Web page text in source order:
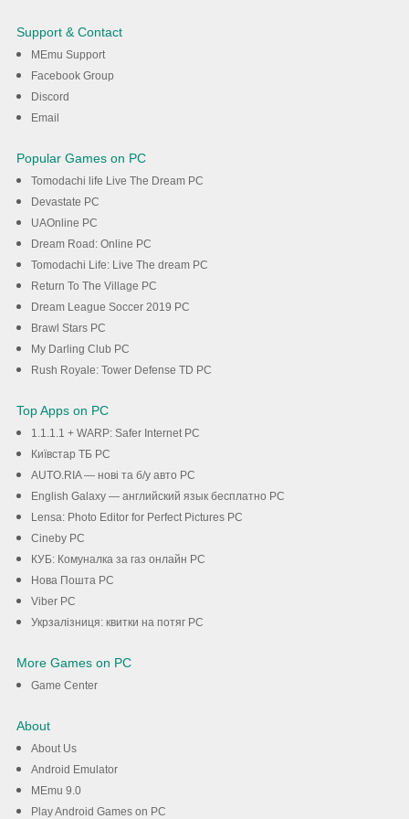
Cut Choice on PC with MEmu
Support & Contact
MEmu Support
Facebook Group
Discord
Email
Popular Games on PC
Tomodachi life Live The Dream PC
Devastate PC
UAOnline PC
Dream Road: Online PC
Tomodachi Life: Live The dream PC
Return To The Village PC
Dream League Soccer 2019 PC
Brawl Stars PC
My Darling Club PC
Rush Royale: Tower Defense TD PC
Top Apps on PC
1.1.1.1 + WARP: Safer Internet PC
Київстар TБ PC
AUTO.RIA — нові та б/у авто PC
English Galaxy — английский язык бесплатно PC
Lensa: Photo Editor for Perfect Pictures PC
Cineby PC
КУБ: Комуналка за газ онлайн PC
Нова Пошта PC
Viber PC
Укрзалізниця: квитки на потяг PC
More Games on PC
Game Center
About
About Us
Android Emulator
MEmu 9.0
Play Android Games on PC